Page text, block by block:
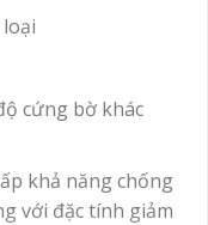
cứng bờ khác
khả năng chống
với đặc tính giảm